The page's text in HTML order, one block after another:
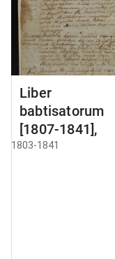
Liber
babtisatorum
[1807-1841],
copulatorum
1803-1841